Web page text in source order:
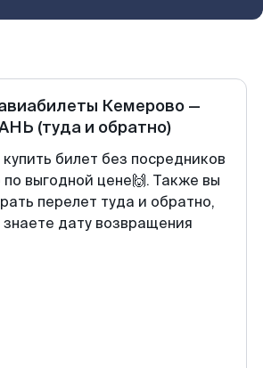
Кемерово —
(туда и обратно)
билет без посредников
выгодной цене🙌. Также вы
перелет туда и обратно,
дату возвращения